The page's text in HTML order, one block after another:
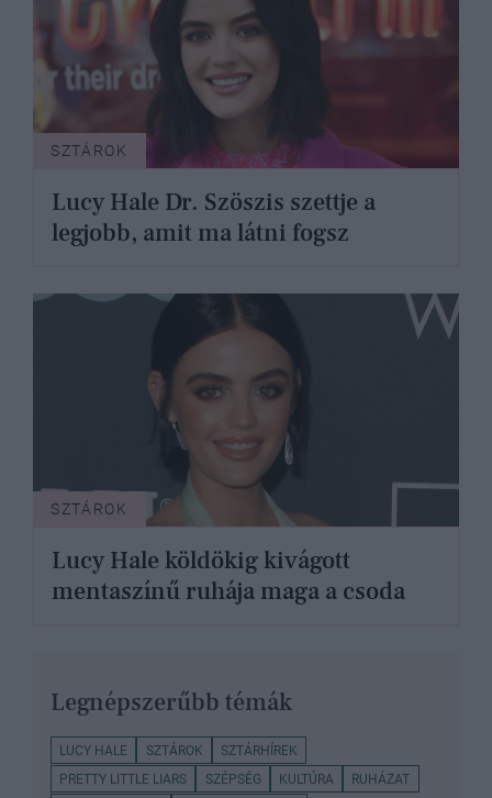
SZTÁROK
Lucy Hale Dr. Szöszis szettje a
legjobb, amit ma látni fogsz
SZTÁROK
Lucy Hale köldökig kivágott
mentaszínű ruhája maga a csoda
Legnépszerűbb témák
LUCY HALE SZTÁROK
SZTÁRHÍREK
PRETTY LITTLE LIARS
SZÉPSÉG KULTÚRA RUHÁZAT